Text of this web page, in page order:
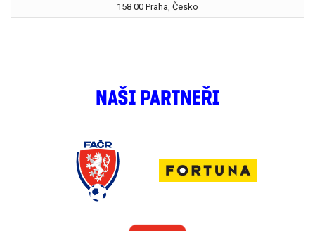
158 00 Praha, Česko
NAŠI PARTNEŘI